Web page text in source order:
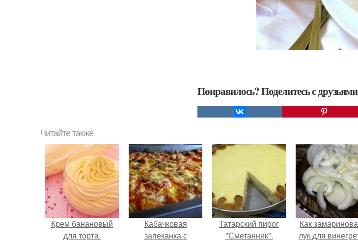
Понравилось? Поделитесь с
Читайте также
Крем банановый
для торта.
Кабачковая
запеканка с
Татарский пирог
"Сметанник".
Как
лук для